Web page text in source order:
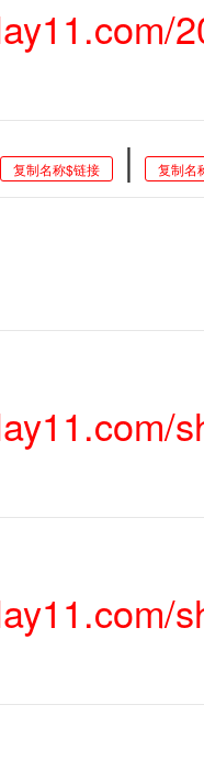
复制名称$链接 | 复制名